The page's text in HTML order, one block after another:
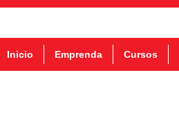
Inicio Emprenda Cursos